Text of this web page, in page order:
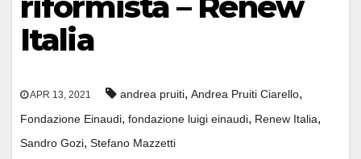
Italia
APR 13, 2021 andrea pruiti, Andrea Pruiti Ciarello,
Fondazione Einaudi, fondazione luigi einaudi, Renew Italia,
Sandro Gozi, Stefano Mazzetti